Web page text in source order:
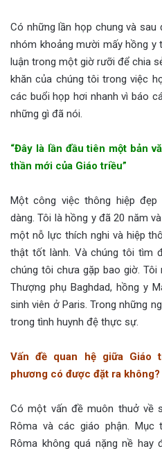
Có những lần họp chung và
nhóm khoảng mười mấy hồng y
luận trong một giờ rưỡi để chia
khăn của chúng tôi trong việc
các buổi họp hơi nhanh vì báo
những gì đã nói.
“Đây là lần đầu tiên một bản
thần mới của Giáo triều”
Một công việc thông hiệp
dàng. Tôi là hồng y đã 20 năm
một nỗ lực thích nghi và hiệp
thật tốt lành. Và chúng tôi tìm
chúng tôi chưa gặp bao giờ.
Thượng phụ Baghdad, hồng y
sinh viên ở Paris. Trong những
trong tình huynh đệ thực sự.
Vấn đề quan hệ giữa Giáo
phương có được đặt ra không?
Có một vấn đề muôn thuở về
Rôma và các giáo phận. Mục
Rôma không quá nặng nề